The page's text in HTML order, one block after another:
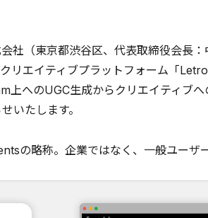
社（東京都渋谷区、代表取締役会長
リエイティブプラットフォーム「
上へのUGC生成からクリエイティブ
いたします。
略称。企業ではなく、一般ユーザー